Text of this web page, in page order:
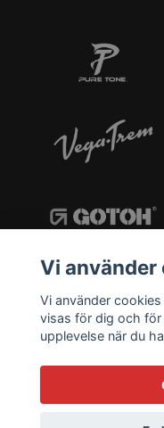
Vi använder
Vi använder
visas för dig och
upplevelse när du